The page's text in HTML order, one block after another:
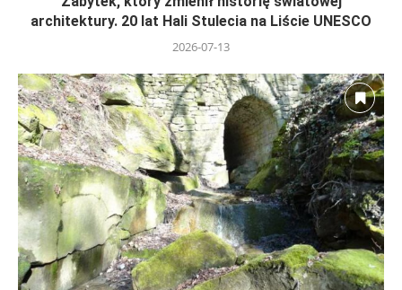
architektury. 20 lat Hali Stulecia na Liście UNESCO
2026-07-13